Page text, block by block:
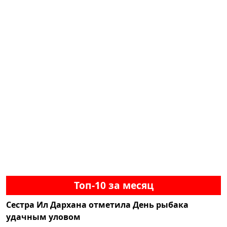
Топ-10 за месяц
Сестра Ил Дархана отметила День рыбака
удачным уловом